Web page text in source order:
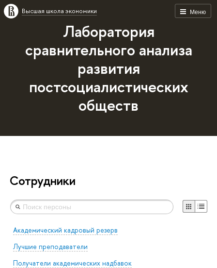
Меню
Высшая школа экономики
Лаборатория
сравнительного анализа
развития
постсоциалистических
обществ
Сотрудники
Академический кадровый резерв
Лучшие преподаватели
Получатели академических надбавок